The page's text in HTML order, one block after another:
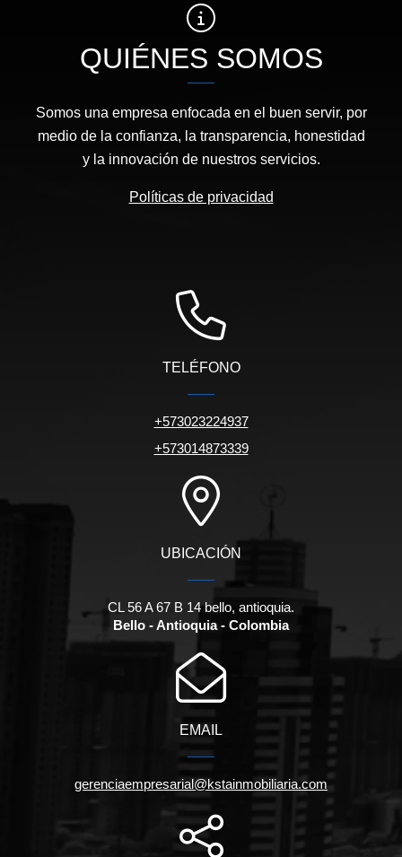
QUIÉNES SOMOS
Somos una empresa enfocada en el buen servir, por
medio de la confianza, la transparencia, honestidad
y la innovación de nuestros servicios.
Políticas de privacidad
TELÉFONO
+573023224937
+573014873339
UBICACIÓN
CL 56 A 67 B 14 bello, antioquia.
Bello - Antioquia - Colombia
EMAIL
gerenciaempresarial@kstainmobiliaria.com